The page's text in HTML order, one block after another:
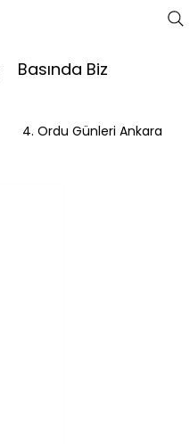
Basında Biz
4. Ordu Günleri Ankara